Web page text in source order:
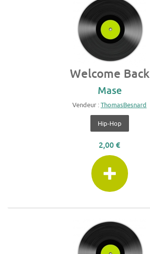
Welcome Back
Mase
Vendeur :ThomasBesnard
Hip-Hop
2,00 €